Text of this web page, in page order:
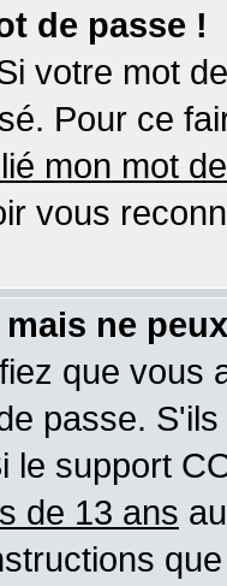
de passe !
votre mot
Pour ce
mon mot
vous
ne
que vous
passe.
le support
de 13 ans